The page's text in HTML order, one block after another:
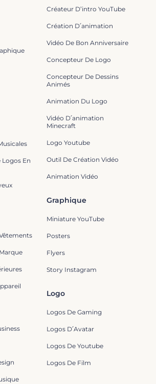
Graphique
Miniature YouTube
Posters
Flyers
Story Instagram
Logo
Logos De Gaming
Logos D՛Avatar
Logos De Youtube
Logos De Film
Créateur D’intro YouTube
Création D՛animation
Vidéo De Bon Anniversaire
Concepteur De Logo
Concepteur De Dessins
Animés
Animation Du Logo
Vidéo D՛animation
Minecraft
Logo Youtube
Outil De Création Vidéo
Animation Vidéo
Logos En